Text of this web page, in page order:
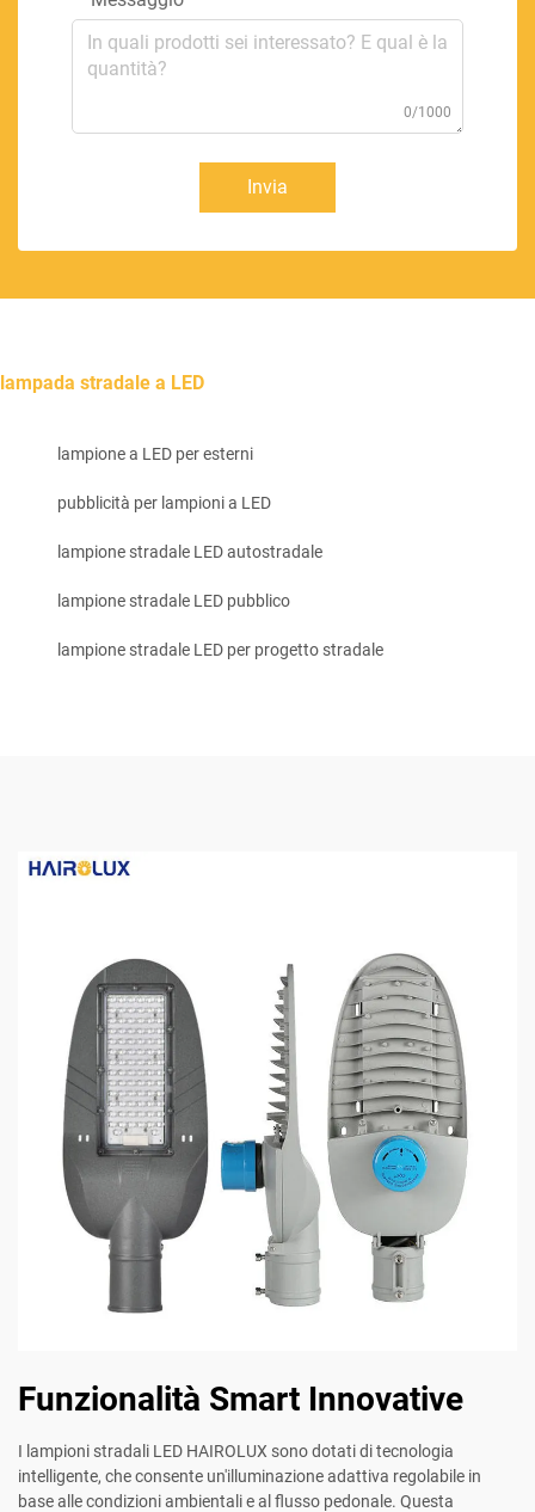
0/1000
Invia
lampada stradale a LED
lampione a LED per esterni
pubblicità per lampioni a LED
lampione stradale LED autostradale
lampione stradale LED pubblico
lampione stradale LED per progetto stradale
Funzionalità Smart Innovative
I lampioni stradali LED HAIROLUX sono dotati di tecnologia
intelligente, che consente un'illuminazione adattiva regolabile in
base alle condizioni ambientali e al flusso pedonale. Questa